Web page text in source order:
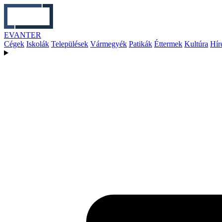
EVANTER
Cégek Iskolák Települések Vármegyék Patikák Éttermek Kultúra